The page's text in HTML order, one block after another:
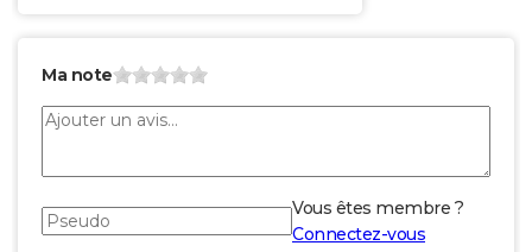
Ma note
Vous êtes membre ?
Connectez-vous